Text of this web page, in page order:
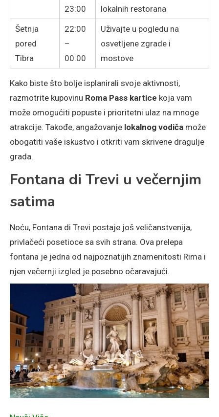
23:00
lokalnih restorana
Šetnja
pored
Tibra
22:00
–
00:00
Uživajte u pogledu na
osvetljene zgrade i
mostove
Kako biste što bolje isplanirali svoje aktivnosti,
razmotrite kupovinu Roma Pass kartice koja vam
može omogućiti popuste i prioritetni ulaz na mnoge
atrakcije. Takođe, angažovanje lokalnog vodiča može
obogatiti vaše iskustvo i otkriti vam skrivene dragulje
grada.
Fontana di Trevi u večernjim
satima
Noću, Fontana di Trevi postaje još veličanstvenija,
privlačeći posetioce sa svih strana. Ova prelepa
fontana je jedna od najpoznatijih znamenitosti Rima i
njen večernji izgled je posebno očaravajući.